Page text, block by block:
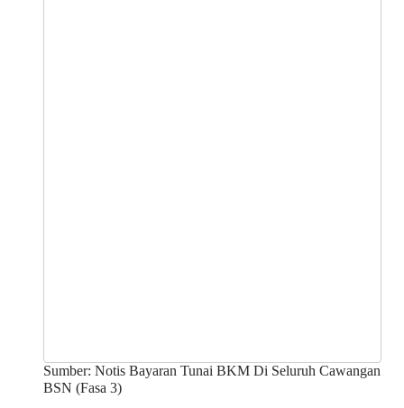
Sumber: Notis Bayaran Tunai BKM Di Seluruh Cawangan
BSN (Fasa 3)